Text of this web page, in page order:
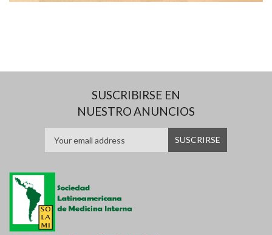
SUSCRIBIRSE EN
NUESTRO ANUNCIOS